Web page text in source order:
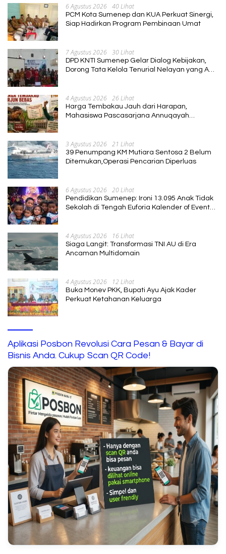
6 Agustus 2026 40 Lihat
PCM Kota Sumenep dan KUA Perkuat Sinergi,
Siap Hadirkan Program Pembinaan Umat
7 Agustus 2026 30 Lihat
DPD KNTI Sumenep Gelar Dialog Kebijakan,
Dorong Tata Kelola Tenurial Nelayan yang Adil
4 Agustus 2026 26 Lihat
Harga Tembakau Jauh dari Harapan,
Mahasiswa Pascasarjana Annuqayah
3 Agustus 2026 21 Lihat
39 Penumpang KM Mutiara Sentosa 2 Belum
Ditemukan,Operasi Pencarian Diperluas
6 Agustus 2026 20 Lihat
Pendidikan Sumenep: Ironi 13.095 Anak Tidak
Sekolah di Tengah Euforia Kalender of Event
4 Agustus 2026 16 Lihat
Siaga Langit: Transformasi TNI AU di Era
Ancaman Multidomain
4 Agustus 2026 12 Lihat
Buka Monev PKK, Bupati Ayu Ajak Kader
Perkuat Ketahanan Keluarga
Aplikasi Posbon Revolusi Cara Pesan & Bayar di
Bisnis Anda. Cukup Scan QR Code!